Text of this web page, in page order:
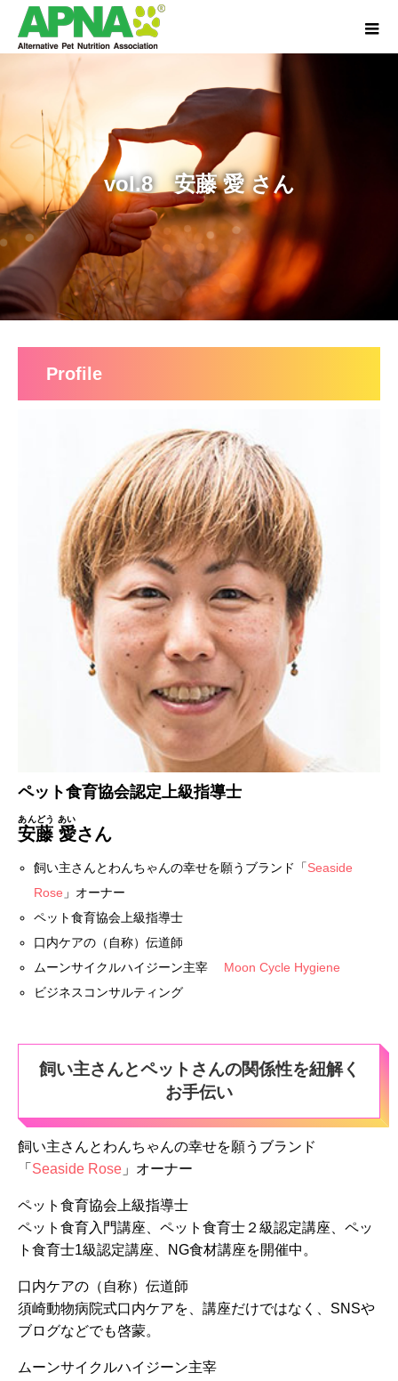
vol.8 安藤 愛 さん
Profile
ペット食育協会認定上級指導士
安藤 愛
あんどう あい
さん
飼い主さんとわんちゃんの幸せを願うブランド「Seaside
Rose 」オーナー
ペット食育協会上級指導士
口内ケアの（自称）伝道師
ムーンサイクルハイジーン主宰 Moon Cycle Hygiene
ビジネスコンサルティング
飼い主さんとペットさんの関係性を紐解く
お手伝い
飼い主さんとわんちゃんの幸せを願うブランド
「 Seaside Rose 」オーナー
ペット食育協会上級指導士
ペット食育入門講座、ペット食育士２級認定講座、ペッ
ト食育士1級認定講座、NG食材講座を開催中。
口内ケアの（自称）伝道師
須崎動物病院式口内ケアを、講座だけではなく、SNSや
ブログなどでも啓蒙。
ムーンサイクルハイジーン主宰